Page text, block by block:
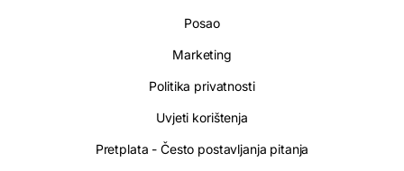
Posao
Marketing
Politika privatnosti
Uvjeti korištenja
Pretplata - Često postavljanja pitanja